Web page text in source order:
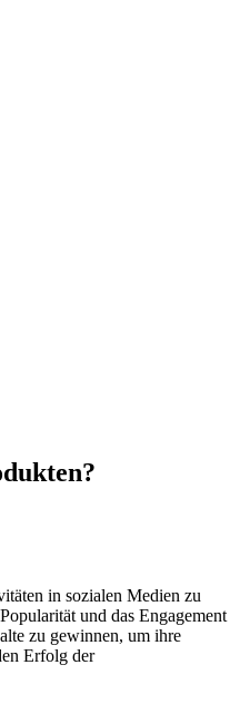
in sozialen Medien zu
und das Engagement
zu gewinnen, um ihre
Erfolg der